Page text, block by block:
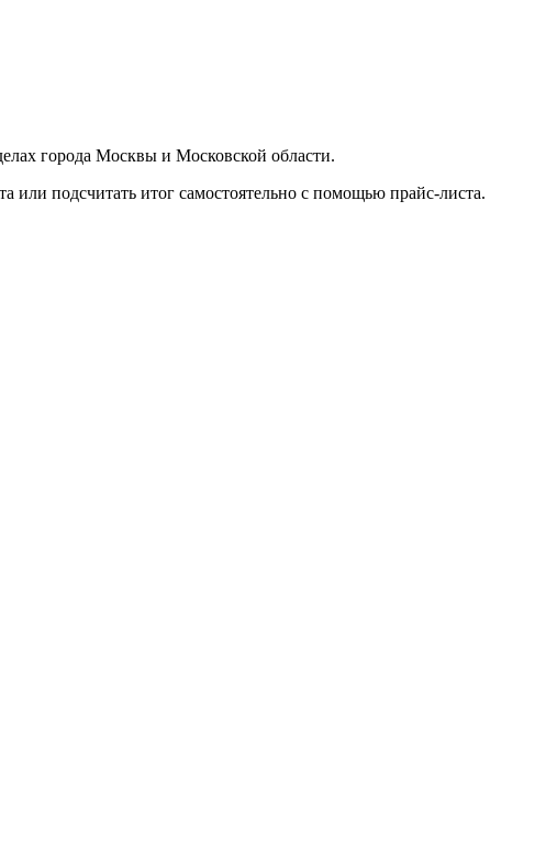
города Москвы и Московской области.
подсчитать итог самостоятельно с помощью прайс-листа.